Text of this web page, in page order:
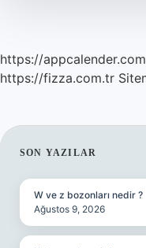
https://
https://fizza.com.tr
SIDEBAR
SON YAZILAR
W ve z bozonları nedir ?
Ağustos 9, 2026